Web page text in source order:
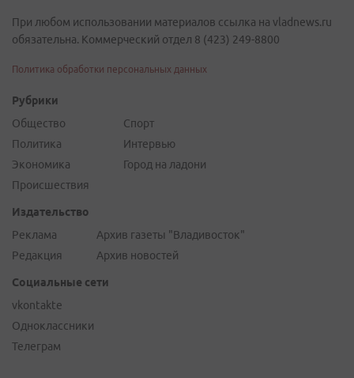
При любом использовании материалов ссылка на vladnews.ru
обязательна. Коммерческий отдел 8 (423) 249-8800
Политика обработки персональных данных
Рубрики
Общество
Политика
Экономика
Происшествия
Спорт
Интервью
Город на ладони
Издательство
Реклама
Редакция
Архив газеты "Владивосток"
Архив новостей
Социальные сети
vkontakte
Одноклассники
Телеграм